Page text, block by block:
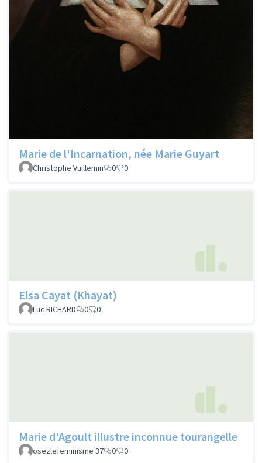
Marie de l'Incarnation, née Marie Guyart
Christophe Vuillemin 0 0
Elsa Cayat (Khayat)
Luc RICHARD 0 0
Marie d'Agoult illustre inconnue tourangelle
osezlefeminisme 37 0 0